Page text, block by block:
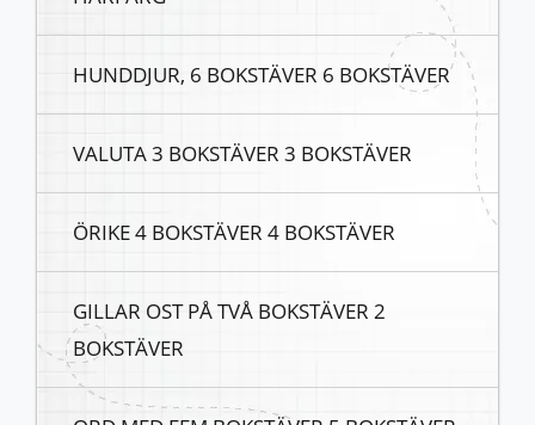
HUNDDJUR, 6 BOKSTÄVER 6 BOKSTÄVER
VALUTA 3 BOKSTÄVER 3 BOKSTÄVER
ÖRIKE 4 BOKSTÄVER 4 BOKSTÄVER
GILLAR OST PÅ TVÅ BOKSTÄVER 2
BOKSTÄVER